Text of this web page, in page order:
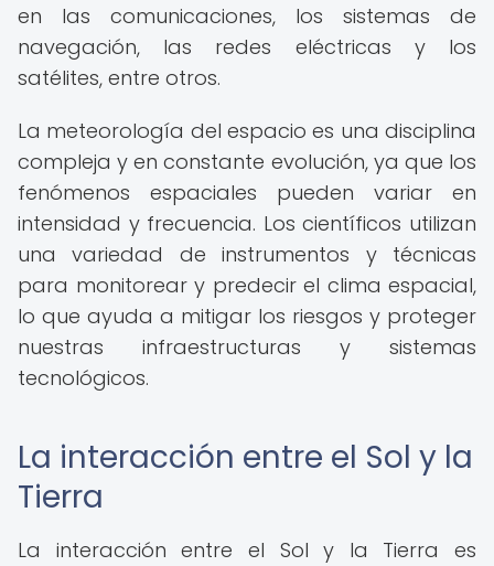
en las comunicaciones, los sistemas de
navegación, las redes eléctricas y los
satélites, entre otros.
La meteorología del espacio es una disciplina
compleja y en constante evolución, ya que los
fenómenos espaciales pueden variar en
intensidad y frecuencia. Los científicos utilizan
una variedad de instrumentos y técnicas
para monitorear y predecir el clima espacial,
lo que ayuda a mitigar los riesgos y proteger
nuestras infraestructuras y sistemas
tecnológicos.
La interacción entre el Sol y la
Tierra
La interacción entre el Sol y la Tierra es